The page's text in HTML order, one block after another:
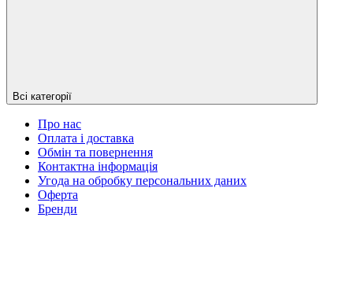
Всі категорії
Про нас
Оплата і доставка
Обмін та повернення
Контактна інформація
Угода на обробку персональних даних
Оферта
Бренди